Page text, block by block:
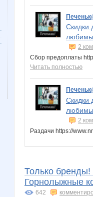
Скидки
2
Сбор предоплаты
Читать полностью
Скидки
2
Раздачи https://
Только бренды!
Горнолыжные
642